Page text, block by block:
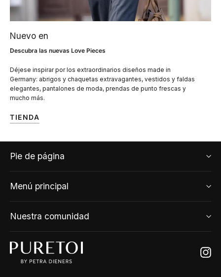
Nuevo en
Descubra las nuevas Love Pieces
Déjese inspirar por los extraordinarios diseños made in
Germany: abrigos y chaquetas extravagantes, vestidos y faldas
elegantes, pantalones de moda, prendas de punto frescas y
mucho más.
TIENDA
Pie de página
Menú principal
Nuestra comunidad